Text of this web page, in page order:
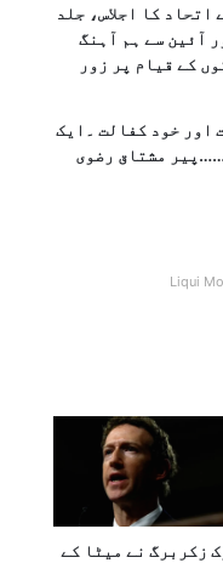
اتحاد کا اجلاس، جلد
آئین سے ہم آہنگ
کے قیام پر زور
اور خود کفالت ۔ایک
مشتاق رضوی
Liqui
زکربرگ نے میٹا کے